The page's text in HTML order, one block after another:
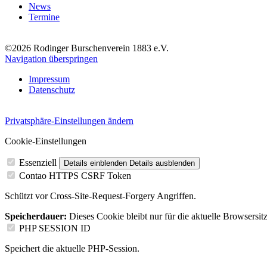
News
Termine
©2026 Rodinger Burschenverein 1883 e.V.
Navigation überspringen
Impressum
Datenschutz
Privatsphäre-Einstellungen ändern
Cookie-Einstellungen
Essenziell Details einblenden Details ausblenden
Contao HTTPS CSRF Token
Schützt vor Cross-Site-Request-Forgery Angriffen.
Speicherdauer: Dieses Cookie bleibt nur für die aktuelle
PHP SESSION ID
Speichert die aktuelle PHP-Session.